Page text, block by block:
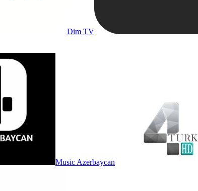
Dim TV
Music Azerbaycan